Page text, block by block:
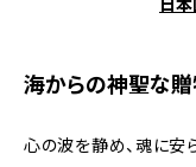
日
海からの神聖な贈
心の波を静め、魂に安